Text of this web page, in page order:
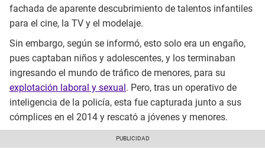
fachada de aparente descubrimiento de talentos infantiles
para el cine, la TV y el modelaje.
Sin embargo, según se informó, esto solo era un engaño,
pues captaban niños y adolescentes, y los terminaban
ingresando el mundo de tráfico de menores, para su
explotación laboral y sexual. Pero, tras un operativo de
inteligencia de la policía, esta fue capturada junto a sus
cómplices en el 2014 y rescató a jóvenes y menores.